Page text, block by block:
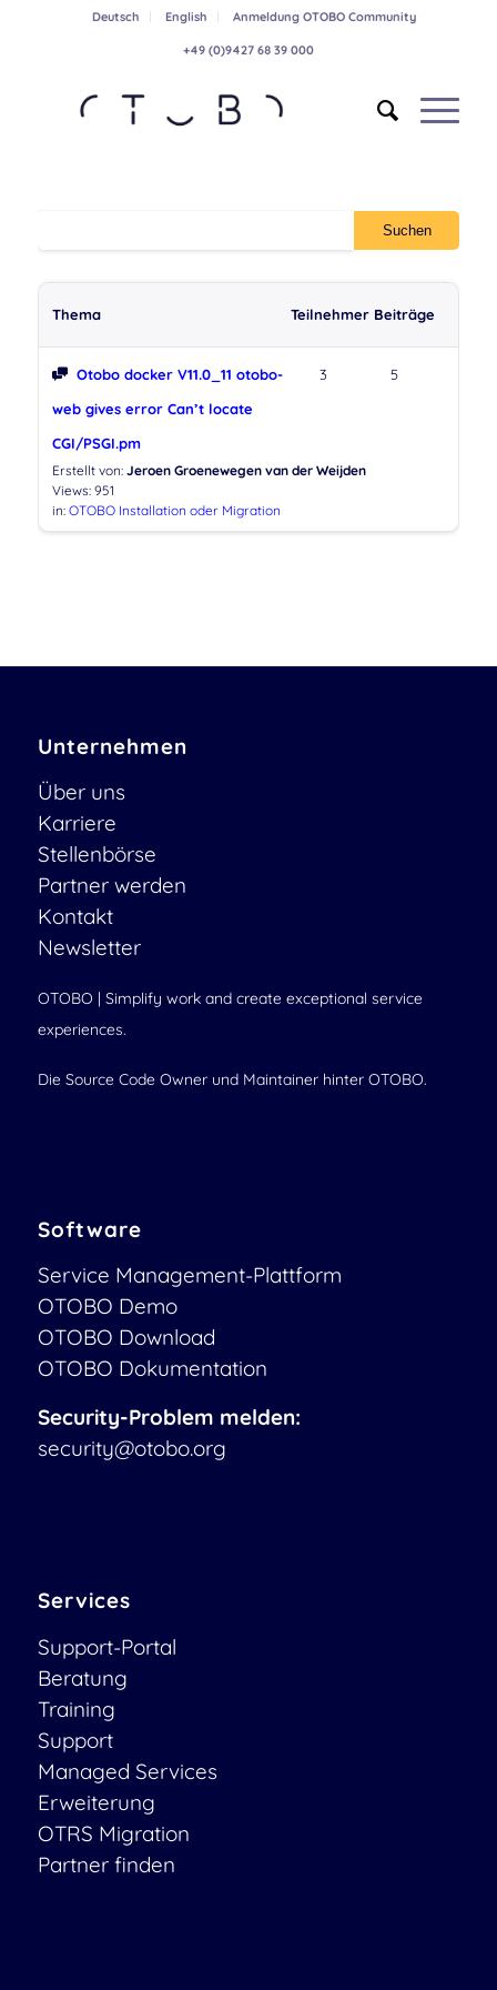
Deutsch English Anmeldung OTOBO Community
+49 (0)9427 68 39 000
Thema Teilnehmer Beiträge
Otobo docker V11.0_11 otobo-
web gives error Can’t locate
CGI/PSGI.pm
Erstellt von: Jeroen Groenewegen van der Weijden
Views: 951
in: OTOBO Installation oder Migration
3 5
Unternehmen
Über uns
Karriere
Stellenbörse
Partner werden
Kontakt
Newsletter
OTOBO | Simplify work and create exceptional service
experiences.
Die Source Code Owner und Maintainer hinter OTOBO.
Software
Service Management-Plattform
OTOBO Demo
OTOBO Download
OTOBO Dokumentation
Security-Problem melden:
security@otobo.org
Services
Support-Portal
Beratung
Training
Support
Managed Services
Erweiterung
OTRS Migration
Partner finden